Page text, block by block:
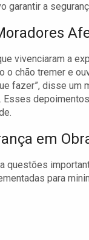
garantir a
vivenciaram a
chão tremer e
fazer”, disse um
em
questões
para